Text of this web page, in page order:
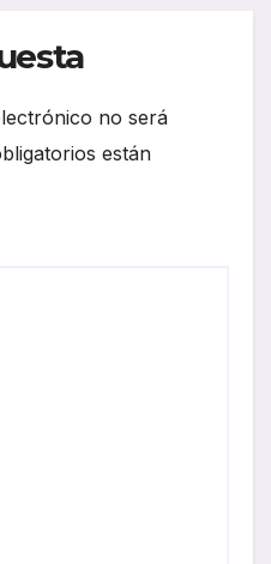
no será
están